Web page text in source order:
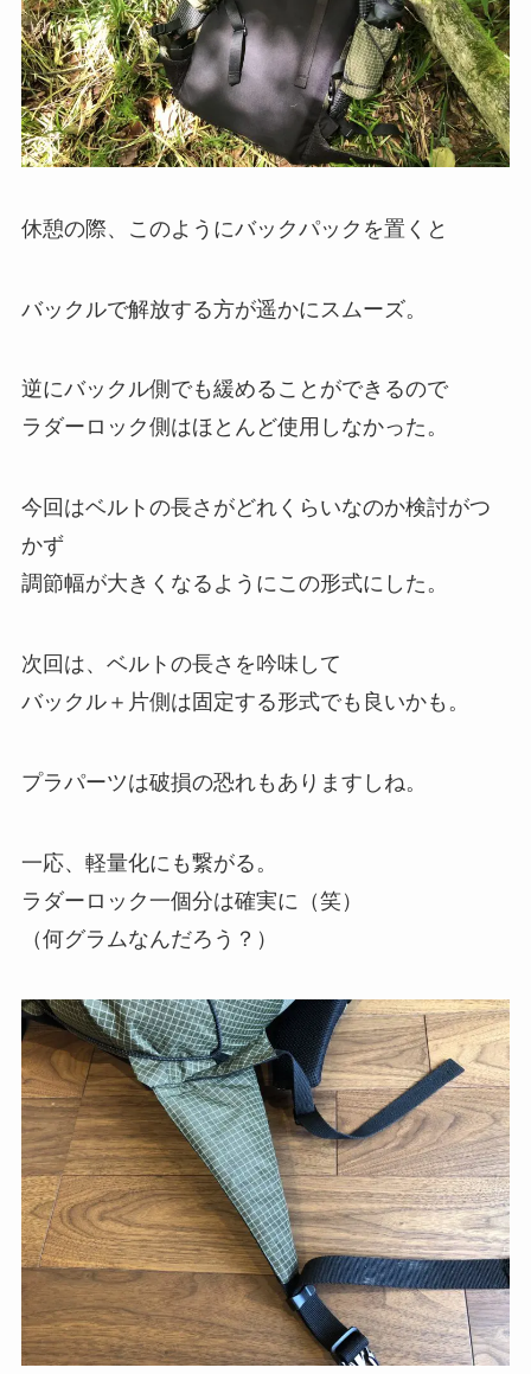
休憩の際、このようにバックパックを置くと
バックルで解放する方が遥かにスムーズ。
逆にバックル側でも緩めることができるので
ラダーロック側はほとんど使用しなかった。
今回はベルトの長さがどれくらいなのか検討がつ
かず
調節幅が大きくなるようにこの形式にした。
次回は、ベルトの長さを吟味して
バックル＋片側は固定する形式でも良いかも。
プラパーツは破損の恐れもありますしね。
一応、軽量化にも繋がる。
ラダーロック一個分は確実に（笑）
（何グラムなんだろう？）